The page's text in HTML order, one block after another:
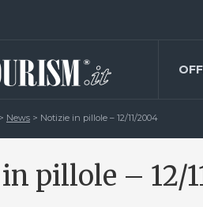
> News > Notizie in pillole – 12/11/2004
pillole – 12/